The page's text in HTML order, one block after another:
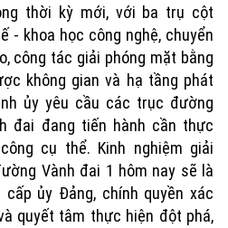
thời kỳ mới, với ba trụ cột
- khoa học công nghệ, chuyển
công tác giải phóng mặt bằng
không gian và hạ tầng phát
ủy yêu cầu các trục đường
đai đang tiến hành cần thực
cụ thể. Kinh nghiệm giải
Vành đai 1 hôm nay sẽ là
ủy Đảng, chính quyền xác
quyết tâm thực hiện đột phá,